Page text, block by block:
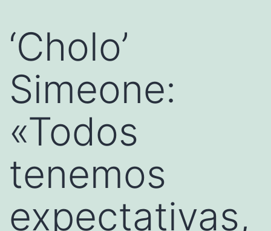
‘Cholo’
Simeone:
«Todos
tenemos
expectativas,